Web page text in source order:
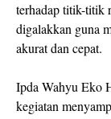
terhadap titik-titik
digalakkan guna
akurat dan cepat.
Ipda Wahyu Eko
kegiatan